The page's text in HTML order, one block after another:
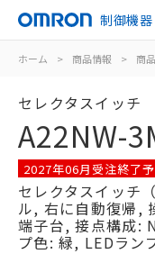
制御機器
ホーム > 商品情報 > 商
セレクタスイッチ
A22NW-
2027年06月受注終了
セレクタスイッチ
ル, 右に自動復帰,
端子台, 接点構成:
プ色: 緑, LEDラン